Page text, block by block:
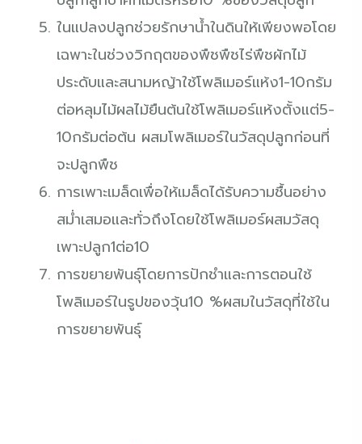
ในแปลงปลูกช่วยรักษาน้ำในดินให้เพียงพอโดย
เฉพาะในช่วงวิกฤตของพืชพืชไร่พืชผักไม้
ประดับและสนามหญ้าใช้โพลิเมอร์แห้ง1-10กรัม
ต่อหลุมไม้ผลไม้ยืนต้นใช้โพลิเมอร์แห้งตั้งแต่5-
10กรัมต่อต้น ผสมโพลิเมอร์ในวัสดุปลูกก่อนที่
จะปลูกพืช
การเพาะเมล็ดเพื่อให้เมล็ดได้รับความชื้นอย่าง
สม่ำเสมอและทั่วถึงโดยใช้โพลิเมอร์ผสมวัสดุ
เพาะปลูก1ต่อ10
การขยายพันธุ์โดยการปักชำและการตอนใช้
โพลิเมอร์ในรูปของวุ้น10 %ผสมในวัสดุที่ใช้ใน
การขยายพันธุ์